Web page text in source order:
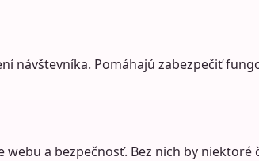
návštevníka. Pomáhajú zabezpečiť
a bezpečnosť. Bez nich by niektoré